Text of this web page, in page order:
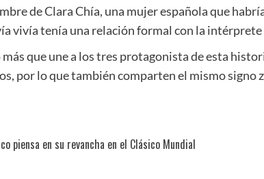
de Clara Chía, una mujer española que
vivía tenía una relación formal con la
más que une a los tres protagonista de esta
por lo que también comparten el mismo signo
piensa en su revancha en el Clásico Mundial